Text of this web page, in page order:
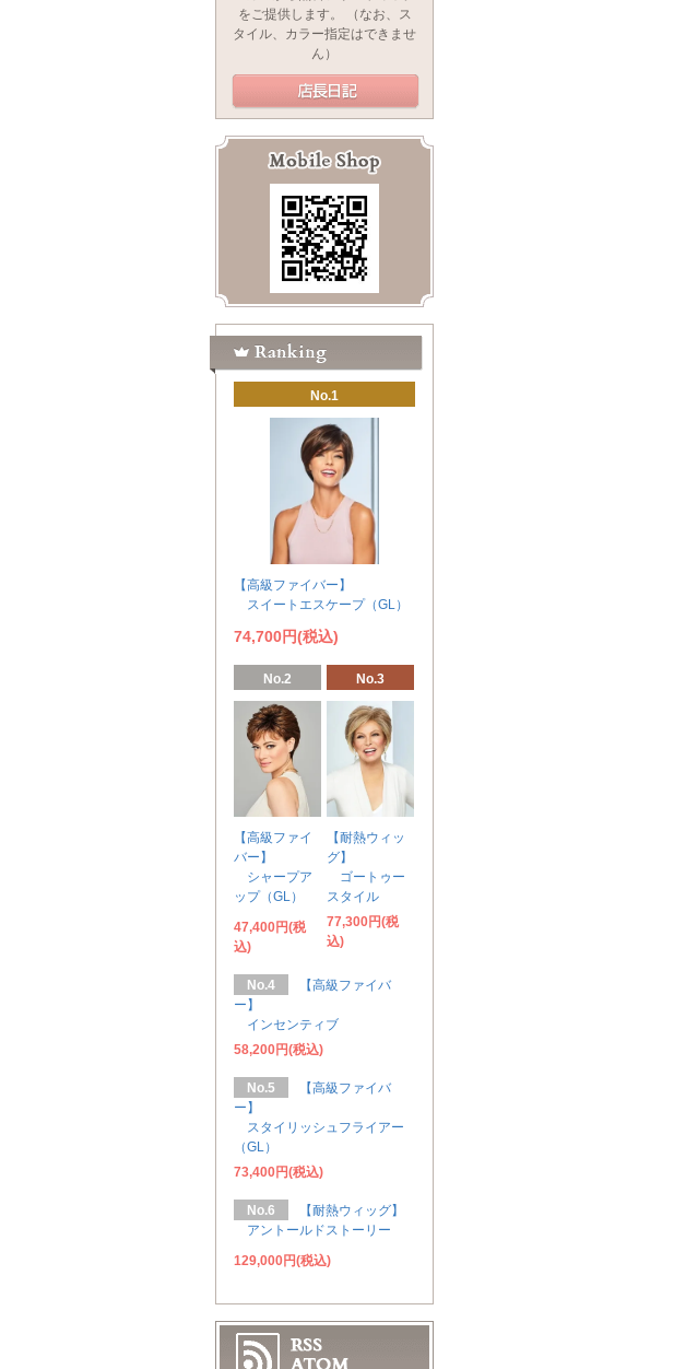
をご提供します。 （なお、ス
タイル、カラー指定はできませ
ん）
No.1
【高級ファイバー】
スイートエスケープ（GL）
74,700円(税込)
No.2
【高級ファイ
バー】
シャープア
ップ（GL）
47,400円(税
込)
No.3
【耐熱ウィッ
グ】
ゴートゥー
スタイル
77,300円(税
込)
No.4
【高級ファイバ
ー】
インセンティブ
58,200円(税込)
No.5
【高級ファイバ
ー】
スタイリッシュフライアー
（GL）
73,400円(税込)
No.6
【耐熱ウィッグ】
アントールドストーリー
129,000円(税込)